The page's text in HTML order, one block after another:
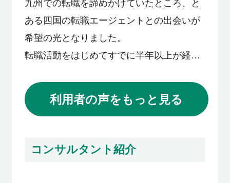
暇。
「夫婦お互いの地元でもある長崎で子育て
ができたら安心だな」。
そう考えて、まずは情報収集のために大手
転職サイトに登録しました。
九州での転職を諦めかけていたところ、と
ある四国の転職エージェントとの出会いが
希望の光となりました。
転職活動をはじめてすでに半年以上が経過
ーさんを紹介され、下﨑さんと出会いまし
た。
話をすると、「私からご紹介できていれ
利用者の声をもっと見る
コンサルタント紹介